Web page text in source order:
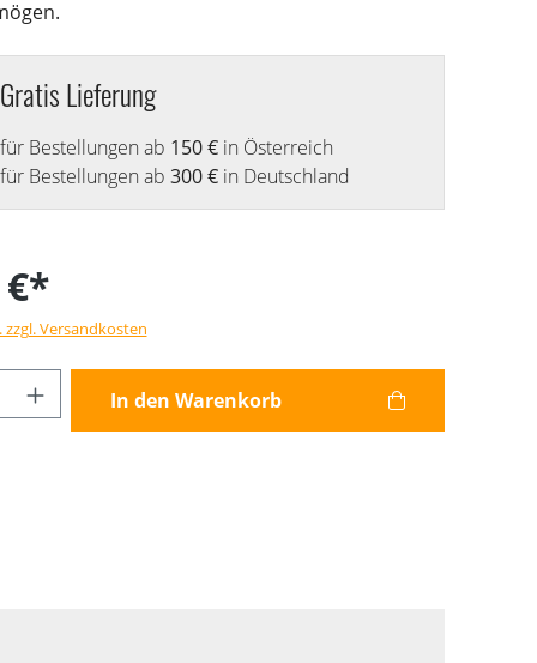
Gratis Lieferung
für Bestellungen ab 150 €in Österreich
für Bestellungen ab 300 €in Deutschland
€*
zzgl. Versandkosten
Gib den gewünschten Wert
In den Warenkorb